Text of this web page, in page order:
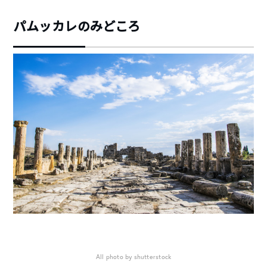
パムッカレのみどころ
All photo by shutterstock